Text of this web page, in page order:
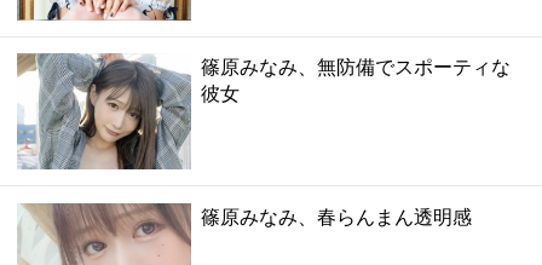
篠原みなみ、無防備でスポーティな
彼女
篠原みなみ、春らんまん透明感